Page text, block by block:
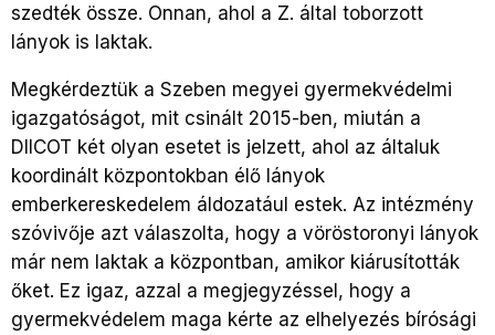
szedték össze. Onnan, ahol a Z. által toborzott
lányok is laktak.
Megkérdeztük a Szeben megyei gyermekvédelmi
igazgatóságot, mit csinált 2015-ben, miután a
DIICOT két olyan esetet is jelzett, ahol az általuk
koordinált központokban élő lányok
emberkereskedelem áldozatául estek. Az intézmény
szóvivője azt válaszolta, hogy a vöröstoronyi lányok
már nem laktak a központban, amikor kiárusították
őket. Ez igaz, azzal a megjegyzéssel, hogy a
gyermekvédelem maga kérte az elhelyezés bírósági